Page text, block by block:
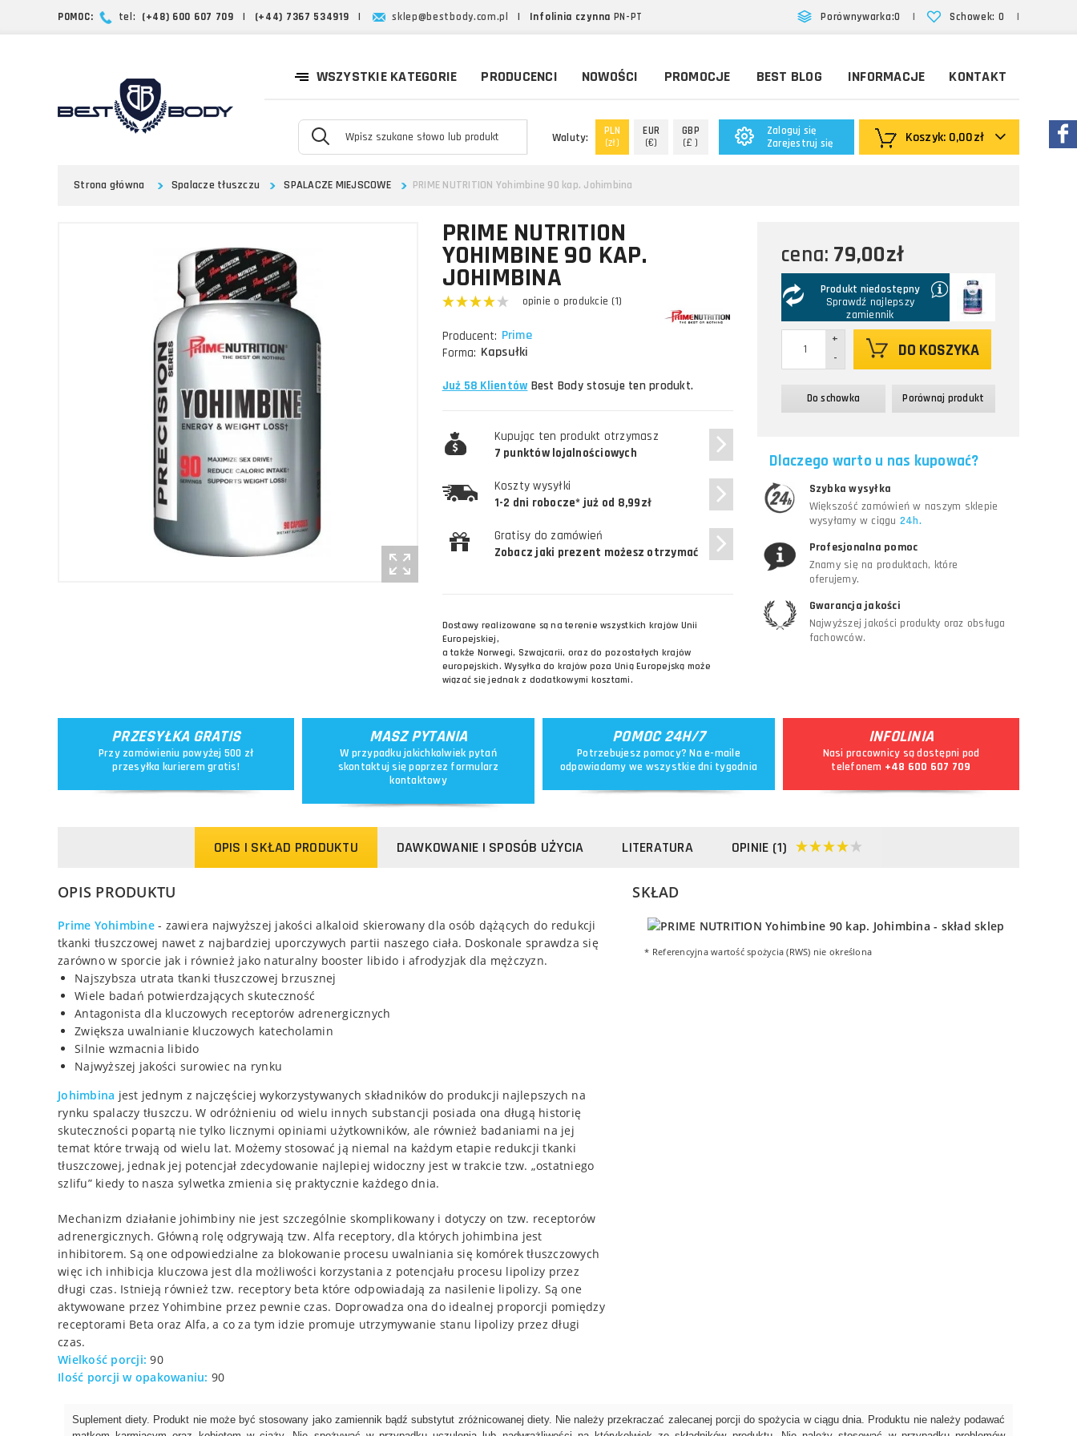
Schowek: 0 |
Porównywarka:0 |
POMOC: tel: (+48) 600 607 709 | (+44) 7367 534919 | sklep@bestbody.com.pl | Infolinia czynna PN-PT
WSZYSTKIE KATEGORIE PRODUCENCI NOWOŚCI PROMOCJE BEST BLOG INFORMACJE KONTAKT
Koszyk: 0,00zł
Zaloguj się
Zarejestruj się
Waluty:
PLN
(zł)
EUR
(€)
GBP
(£ )
Strona główna Spalacze tłuszczu SPALACZE MIEJSCOWE PRIME NUTRITION Yohimbine 90 kap. Johimbina
PRIME NUTRITION
YOHIMBINE 90 KAP.
JOHIMBINA
opinie o produkcie (1)
Producent: Prime
Forma: Kapsułki
Już 58 Klientów Best Body stosuje ten produkt.
Kupując ten produkt otrzymasz
7 punktów lojalnościowych
Koszty wysyłki
1-2 dni robocze* już od 8,99zł
Gratisy do zamówień
Zobacz jaki prezent możesz otrzymać
Dostawy realizowane są na terenie wszystkich krajów Unii
Europejskiej,
a także Norwegi, Szwajcarii, oraz do pozostałych krajów
europejskich. Wysyłka do krajów poza Unią Europejską może
wiązać się jednak z dodatkowymi kosztami.
cena: 79,00zł
Produkt niedostępny
Sprawdź najlepszy
zamiennik
-
+
DO KOSZYKA
Do schowka Porównaj produkt
Dlaczego warto u nas kupować?
Szybka wysyłka
Większość zamówień w naszym sklepie
wysyłamy w ciągu 24h.
Profesjonalna pomoc
Znamy się na produktach, które
oferujemy.
Gwarancja jakości
Najwyższej jakości produkty oraz obsługa
fachowców.
PRZESYŁKA GRATIS
Przy zamówieniu powyżej 500 zł
przesyłka kurierem gratis!
MASZ PYTANIA
W przypadku jakichkolwiek pytań
skontaktuj się poprzez formularz
kontaktowy
POMOC 24H/7
Potrzebujesz pomocy? Na e-maile
odpowiadamy we wszystkie dni tygodnia
INFOLINIA
Nasi pracownicy są dostępni pod
telefonem +48 600 607 709
OPIS I SKŁAD PRODUKTU DAWKOWANIE I SPOSÓB UŻYCIA LITERATURA OPINIE (1)
OPIS PRODUKTU
Prime Yohimbine- zawiera najwyższej jakości alkaloid skierowany dla osób dążących do redukcji
tkanki tłuszczowej nawet z najbardziej uporczywych partii naszego ciała. Doskonale sprawdza się
zarówno w sporcie jak i również jako naturalny booster libido i afrodyzjak dla mężczyzn.
Najszybsza utrata tkanki tłuszczowej brzusznej
Wiele badań potwierdzających skuteczność
Antagonista dla kluczowych receptorów adrenergicznych
Zwiększa uwalnianie kluczowych katecholamin
Silnie wzmacnia libido
Najwyższej jakości surowiec na rynku
Johimbina jest jednym z najczęściej wykorzystywanych składników do produkcji najlepszych na
rynku spalaczy tłuszczu. W odróżnieniu od wielu innych substancji posiada ona długą historię
skuteczności popartą nie tylko licznymi opiniami użytkowników, ale również badaniami na jej
temat które trwają od wielu lat. Możemy stosować ją niemal na każdym etapie redukcji tkanki
tłuszczowej, jednak jej potencjał zdecydowanie najlepiej widoczny jest w trakcie tzw. „ostatniego
szlifu” kiedy to nasza sylwetka zmienia się praktycznie każdego dnia.
Mechanizm działanie johimbiny nie jest szczególnie skomplikowany i dotyczy on tzw. receptorów
adrenergicznych. Główną rolę odgrywają tzw. Alfa receptory, dla których johimbina jest
inhibitorem. Są one odpowiedzialne za blokowanie procesu uwalniania się komórek tłuszczowych
więc ich inhibicja kluczowa jest dla możliwości korzystania z potencjału procesu lipolizy przez
długi czas. Istnieją również tzw. receptory beta które odpowiadają za nasilenie lipolizy. Są one
aktywowane przez Yohimbine przez pewnie czas. Doprowadza ona do idealnej proporcji pomiędzy
receptorami Beta oraz Alfa, a co za tym idzie promuje utrzymywanie stanu lipolizy przez długi
czas.
Wielkość porcji: 90
Ilość porcji w opakowaniu: 90
SKŁAD
* Referencyjna wartość spożycia (RWS) nie określona